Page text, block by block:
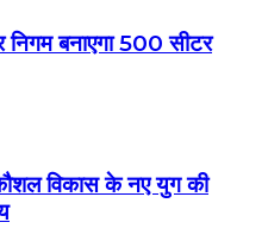
बनाएगा 500 सीटर
विकास के नए युग की